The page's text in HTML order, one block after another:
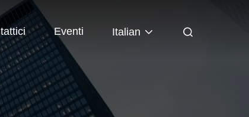
Eventi Italian